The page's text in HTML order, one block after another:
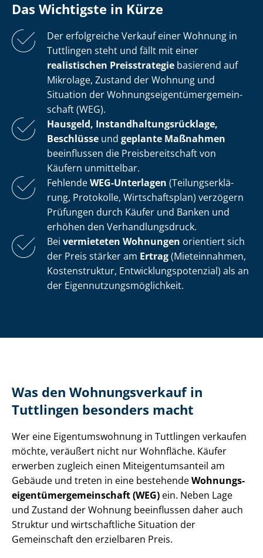
Das Wichtigste in Kürze
Der erfolgreiche Verkauf einer Wohnung in
Tuttlingen steht und fällt mit einer
realistischen Preisstrategie basierend auf
Mikrolage, Zustand der Wohnung und
Situation der Woh­nungs­ei­gen­tü­mer­ge­mein­
schaft (WEG).
Hausgeld, In­stand­hal­tungs­rück­la­ge,
Beschlüsse und geplante Maßnahmen
beeinflussen die Preis­be­reit­schaft von
Käufern unmittelbar.
FehlendeWEG-Unterlagen (Tei­lungs­er­klä­
rung, Protokolle, Wirtschaftsplan) verzögern
Prüfungen durch Käufer und Banken und
erhöhen den Ver­hand­lungs­druck.
Bei vermieteten Wohnungen orientiert sich
der Preis stärker am Ertrag(Mieteinnahmen,
Kostenstruktur, Ent­wick­lungs­po­ten­zi­al) als an
der Ei­gen­nut­zungs­mög­lich­keit.
Was den Wohnungsverkauf in
Tuttlingen besonders macht
Wer eine Ei­gen­tums­woh­nung in Tuttlingen verkaufen
möchte, veräußert nicht nur Wohnfläche. Käufer
erwerben zugleich einen Mit­ei­gen­tums­an­teil am
Gebäude und treten in eine bestehendeWoh­nungs­
ei­gen­tü­mer­ge­mein­schaft (WEG) ein. Neben Lage
und Zustand der Wohnung beeinflussen daher auch
Struktur und wirtschaftliche Situation der
Gemeinschaft den erzielbaren Preis.